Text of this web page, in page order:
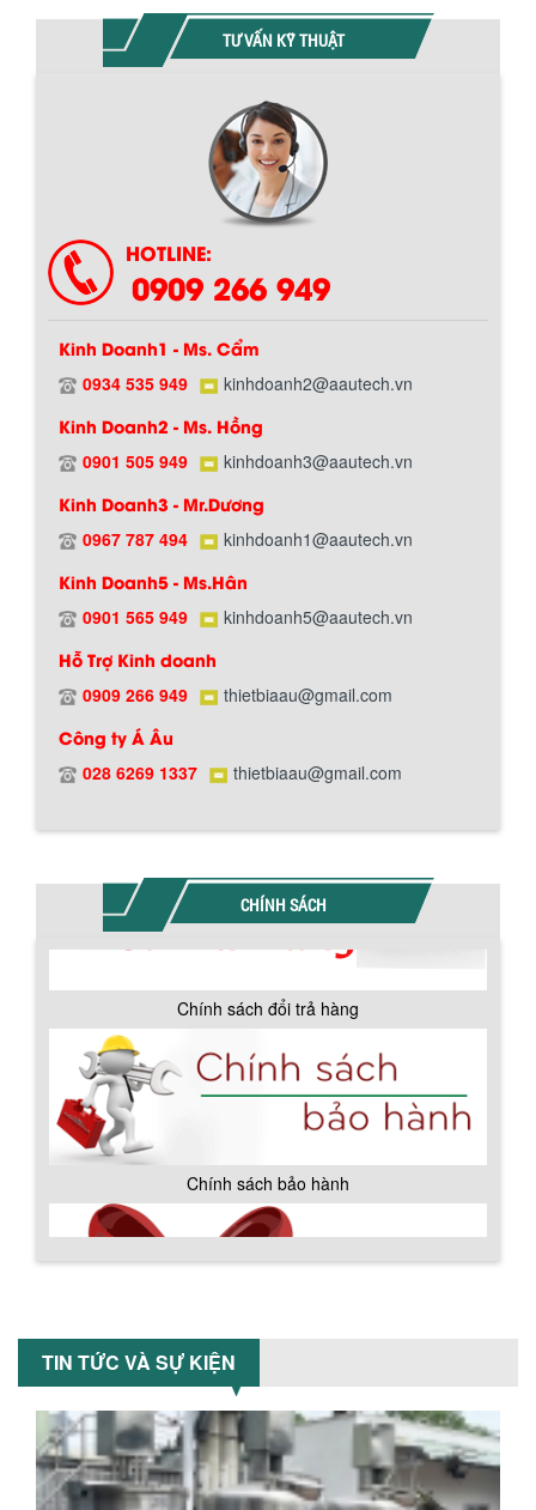
TƯ VẤN KỸ THUẬT
HOTLINE:
0909 266 949
Kinh Doanh1 - Ms. Cẩm
0934 535 949 kinhdoanh2@aautech.vn
Kinh Doanh2 - Ms. Hồng
0901 505 949 kinhdoanh3@aautech.vn
Kinh Doanh3 - Mr.Dương
0967 787 494 kinhdoanh1@aautech.vn
Kinh Doanh5 - Ms.Hân
0901 565 949 kinhdoanh5@aautech.vn
Hỗ Trợ Kinh doanh
0909 266 949 thietbiaau@gmail.com
Công ty Á Âu
028 6269 1337 thietbiaau@gmail.com
CHÍNH SÁCH
Chính sách giao hàng
Chính sách bảo hành
TIN TỨC VÀ SỰ KIỆN
BỒN CHỨA GIẢI NHIỆT SƠN, MỰC IN
tạo gồm 2 lớp inox và được dùng để
làm giảm nhiệt độ của nguyên...
MÁY TRỘN BỘT KHÔ 500KG
Máy trộn bột khô 500kg được thiết kế
thân bồn nằm ngang, với cánh trộn bột
xoay đảo thuận nghịch. Vật liệu...
trộn các loại bột khô trong các ngành...
VÌ SAO DOANH NGHIỆP NÊN CHỌN MÁY
NGHIỀN MÀU SƠN Á ÂU?